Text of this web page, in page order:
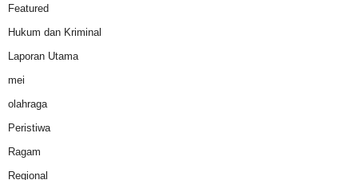
Featured
Hukum dan Kriminal
Laporan Utama
mei
olahraga
Peristiwa
Ragam
Regional